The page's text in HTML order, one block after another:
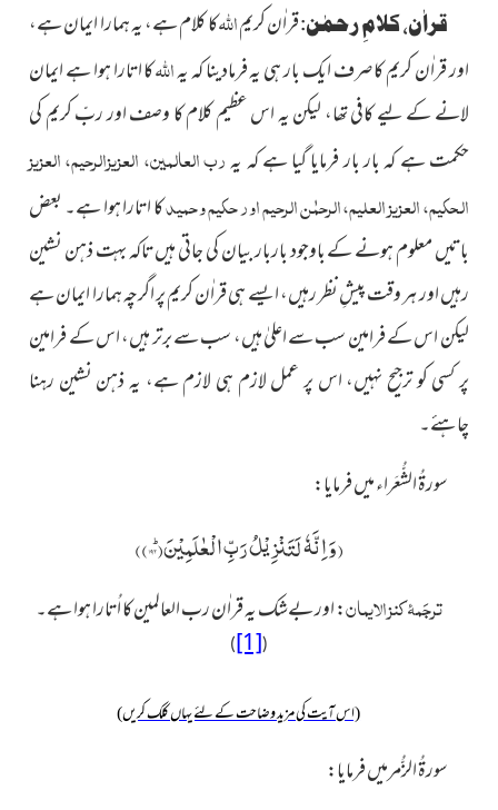
قراٰن، کلامِ رحمٰن:قراٰن کریماللہکا کلام ہے، یہ ہمارا ایمانہے،
اور قراٰن کریم کا صرف ایک بار ہی یہ فرمادینا کہ یہاللہکا اتارا ہوا ہے ایمان
لانے کے لیے کافی تھا، لیکن یہ اس عظیم کلام کا وصف اور ربّ کریم کی
حکمت ہے کہ بار بار فرمایا گیا ہے کہ یہرب العالمین، العزیزالرحیم، العزیز
الحکیم، العزیز العلیم، الرحمٰن الرحیم اور حکیم و حمیدکا اتارا ہوا ہے۔ بعض
باتیں معلوم ہونے کے باوجود باربار بیان کی جاتی ہیں تاکہ بہت ذہن نشین
رہیں اور ہر وقت پیشِ نظر رہیں، ایسے ہی قراٰن کریم پر اگرچہ ہمارا ایمان ہے
لیکن اس کے فرامین سب سے اعلیٰ ہیں، سب سے برتر ہیں، اس کے فرامین
پر کسی کو ترجیح نہیں، اس پر عمل لازم ہی لازم ہے، یہ ذہن نشین رہنا
چاہئے۔
سورۃُ الشُّعَراء میں فرمایا:
(وَ اِنَّهٗ لَتَنْزِیْلُ رَبِّ الْعٰلَمِیْنَؕ(۱۹۲) )
ترجَمۂ کنز الایمان:اور بےشک یہ قراٰن رب العالمین کا اُتارا ہوا ہے۔
(
[1]
)
(اس آیت کی مزید وضاحت کے لئے یہاں کلک کریں)
سورۃُ الزُّمرمیں فرمایا: